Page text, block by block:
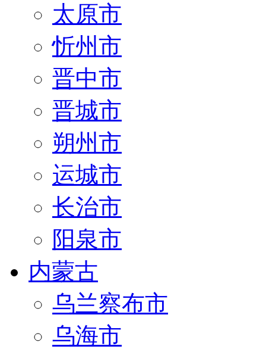
太原市
忻州市
晋中市
晋城市
朔州市
运城市
长治市
阳泉市
内蒙古
乌兰察布市
乌海市